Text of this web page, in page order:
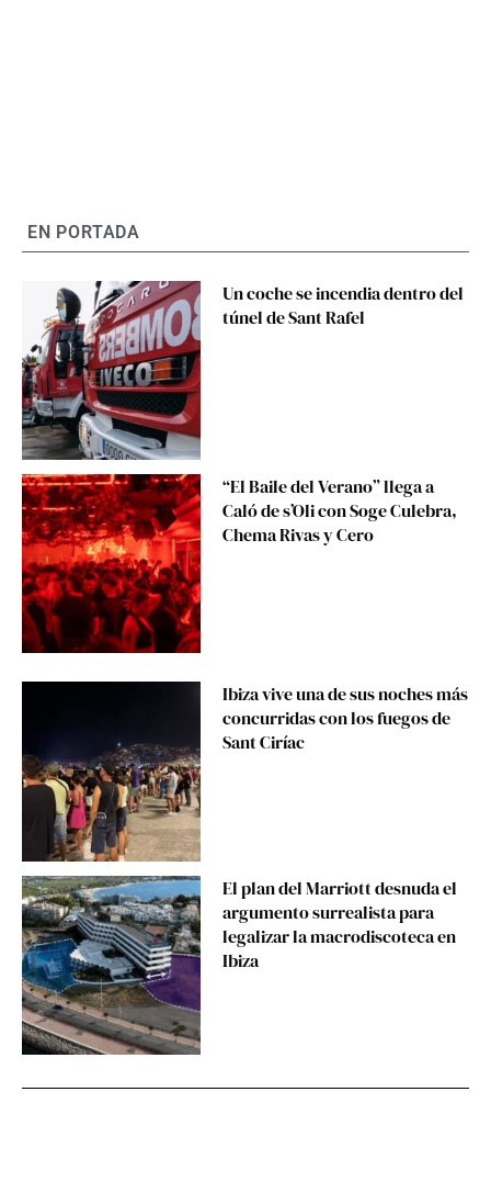
EN PORTADA
Un coche se incendia dentro del
túnel de Sant Rafel
“El Baile del Verano” llega a
Caló de s’Oli con Soge Culebra,
Chema Rivas y Cero
Ibiza vive una de sus noches más
concurridas con los fuegos de
Sant Ciríac
El plan del Marriott desnuda el
argumento surrealista para
legalizar la macrodiscoteca en
Ibiza